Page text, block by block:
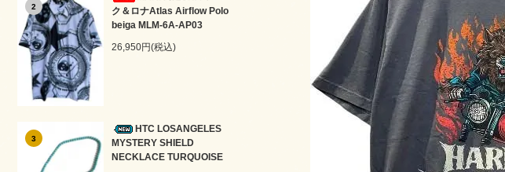
2
ク＆ロナAtlas Airflow Polo
beiga MLM-6A-AP03
26,950円(税込)
3
HTC LOSANGELES
MYSTERY SHIELD
NECKLACE TURQUOISE